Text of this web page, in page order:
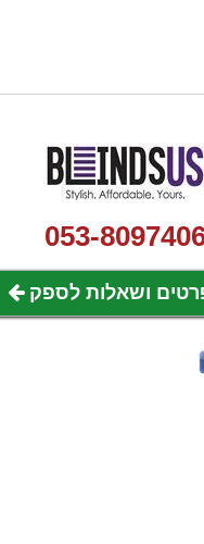
053-
ושאלות לספק